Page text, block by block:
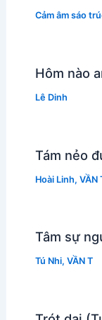
Cảm âm sáo
Hôm nào
Lê Dinh
Tám nẻo
Hoài Linh, VẦN
Tâm sự
Tú Nhi, VẦN T